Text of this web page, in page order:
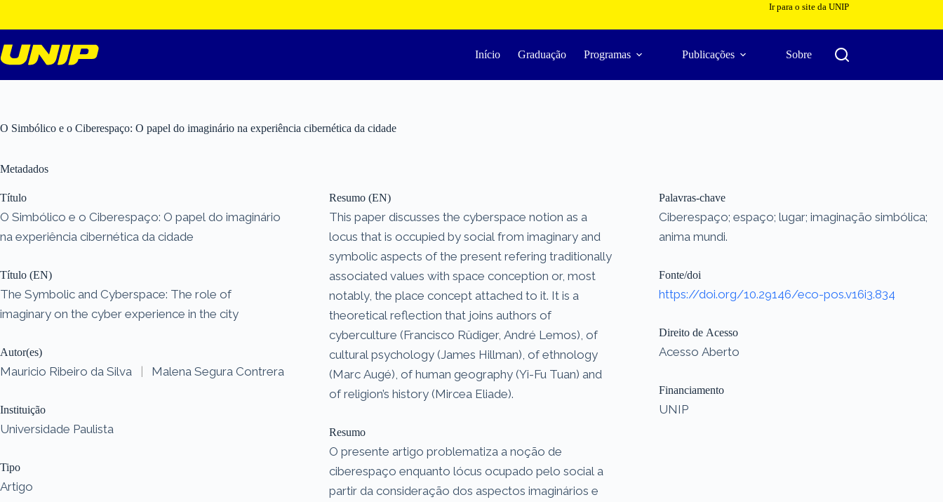
o
conteúdo
Ir para o site da UNIP
Início Graduação Programas Publicações Sobre
O Simbólico e o Ciberespaço: O papel do imaginário na experiência cibernética da cidade
Metadados
Título
O Simbólico e o Ciberespaço: O papel do imaginário
na experiência cibernética da cidade
Título (EN)
The Symbolic and Cyberspace: The role of
imaginary on the cyber experience in the city
Autor(es)
Mauricio Ribeiro da Silva | Malena Segura Contrera
Instituição
Universidade Paulista
Tipo
Artigo
Resumo (EN)
This paper discusses the cyberspace notion as a
locus that is occupied by social from imaginary and
symbolic aspects of the present refering traditionally
associated values with space conception or, most
notably, the place concept attached to it. It is a
theoretical reflection that joins authors of
cyberculture (Francisco Rüdiger, André Lemos), of
cultural psychology (James Hillman), of ethnology
(Marc Augé), of human geography (Yi-Fu Tuan) and
of religion’s history (Mircea Eliade).
Resumo
O presente artigo problematiza a noção de
ciberespaço enquanto lócus ocupado pelo social a
partir da consideração dos aspectos imaginários e
Palavras-chave
Ciberespaço; espaço; lugar; imaginação simbólica;
anima mundi.
Fonte/doi
https://doi.org/10.29146/eco-pos.v16i3.834
Direito de Acesso
Acesso Aberto
Financiamento
UNIP